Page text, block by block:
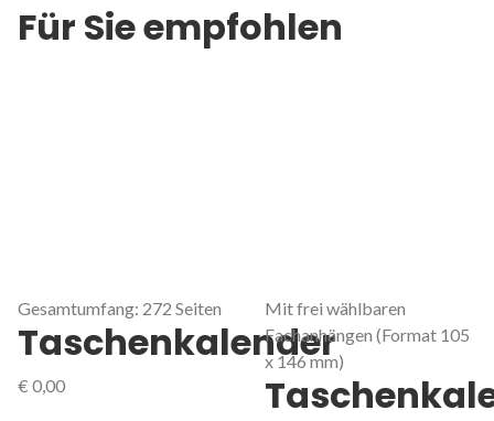
Für Sie empfohlen
Gesamtumfang: 272 Seiten
Taschenkalender
€ 0,00
Mit frei wählbaren
Fachanhängen (Format 105
x 146 mm)